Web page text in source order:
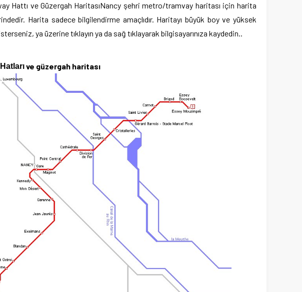
Hattı ve Güzergah HaritasıNancy şehri metro/tramvay haritası için harita
Harita sadece bilgilendirme amaçlıdır. Haritayı büyük boy ve yüksek
ya üzerine tıklayın ya da sağ tıklayarak bilgisayarınıza kaydedin..
ve güzergah haritası